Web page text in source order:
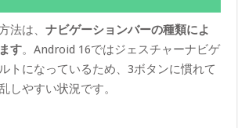
法は、ナビゲーションバーの種類によ
す。Android 16ではジェスチャーナビゲ
トになっているため、3ボタンに慣れて
しやすい状況です。